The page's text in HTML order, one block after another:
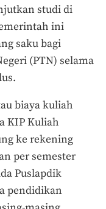
studi di
ini
saku bagi
(PTN) selama
biaya kuliah
KIP Kuliah
ke rekening
per semester
Puslapdik
pendidikan